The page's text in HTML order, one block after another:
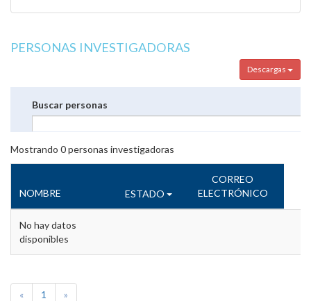
PERSONAS INVESTIGADORAS
Descargas
Buscar personas
Mostrando 0personas investigadoras
NOMBRE ESTADO
CORREO
ELECTRÓNICO
No hay datos
disponibles
« 1 »